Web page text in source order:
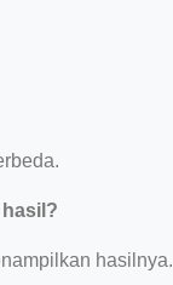
hasilnya.